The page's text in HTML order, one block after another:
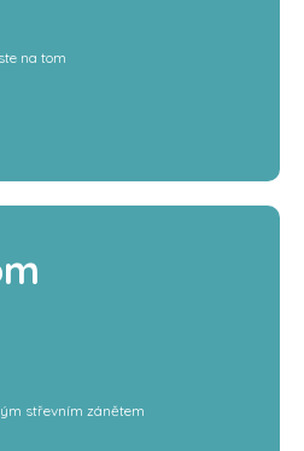
na tom
střevním zánětem